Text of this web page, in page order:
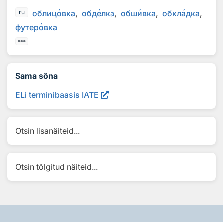
ru облицовка обделка обшивка обкладка
футеровка
Sama sõna
ELi terminibaasis IATE
Otsin lisanäiteid...
Otsin tõlgitud näiteid...